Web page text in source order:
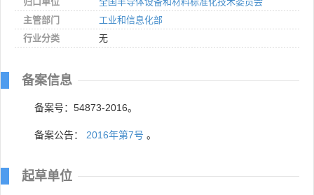
主管部门
工业和信息化部
行业分类
无
备案信息
备案号：54873-2016。
备案公告： 2016年第7号 。
起草单位